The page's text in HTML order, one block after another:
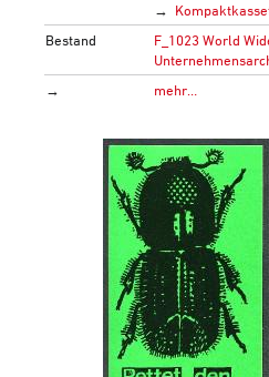
Bestand
F_1023 World
→
mehr…